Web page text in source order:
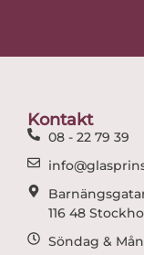
Kontakt
08 - 22 79 39
116 48
Söndag &